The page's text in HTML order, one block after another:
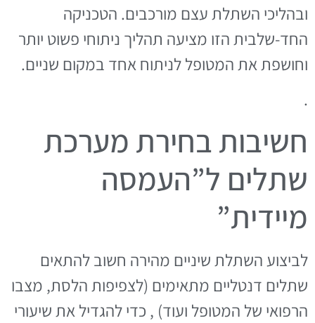
ובהליכי השתלת עצם מורכבים. הטכניקה
החד-שלבית הזו מציעה תהליך ניתוחי פשוט יותר
וחושפת את המטופל לניתוח אחד במקום שניים.
.
חשיבות בחירת מערכת
שתלים ל”העמסה
מיידית”
לביצוע השתלת שיניים מהירה חשוב להתאים
שתלים דנטליים מתאימים (לצפיפות הלסת, מצבו
הרפואי של המטופל ועוד) , כדי להגדיל את שיעורי